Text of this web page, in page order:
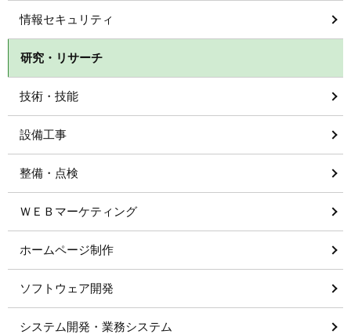
情報セキュリティ
研究・リサーチ
技術・技能
設備工事
整備・点検
ＷＥＢマーケティング
ホームページ制作
ソフトウェア開発
システム開発・業務システム